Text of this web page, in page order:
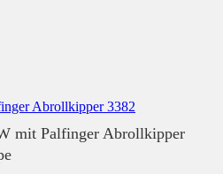
mit Palfinger Abrollkipper